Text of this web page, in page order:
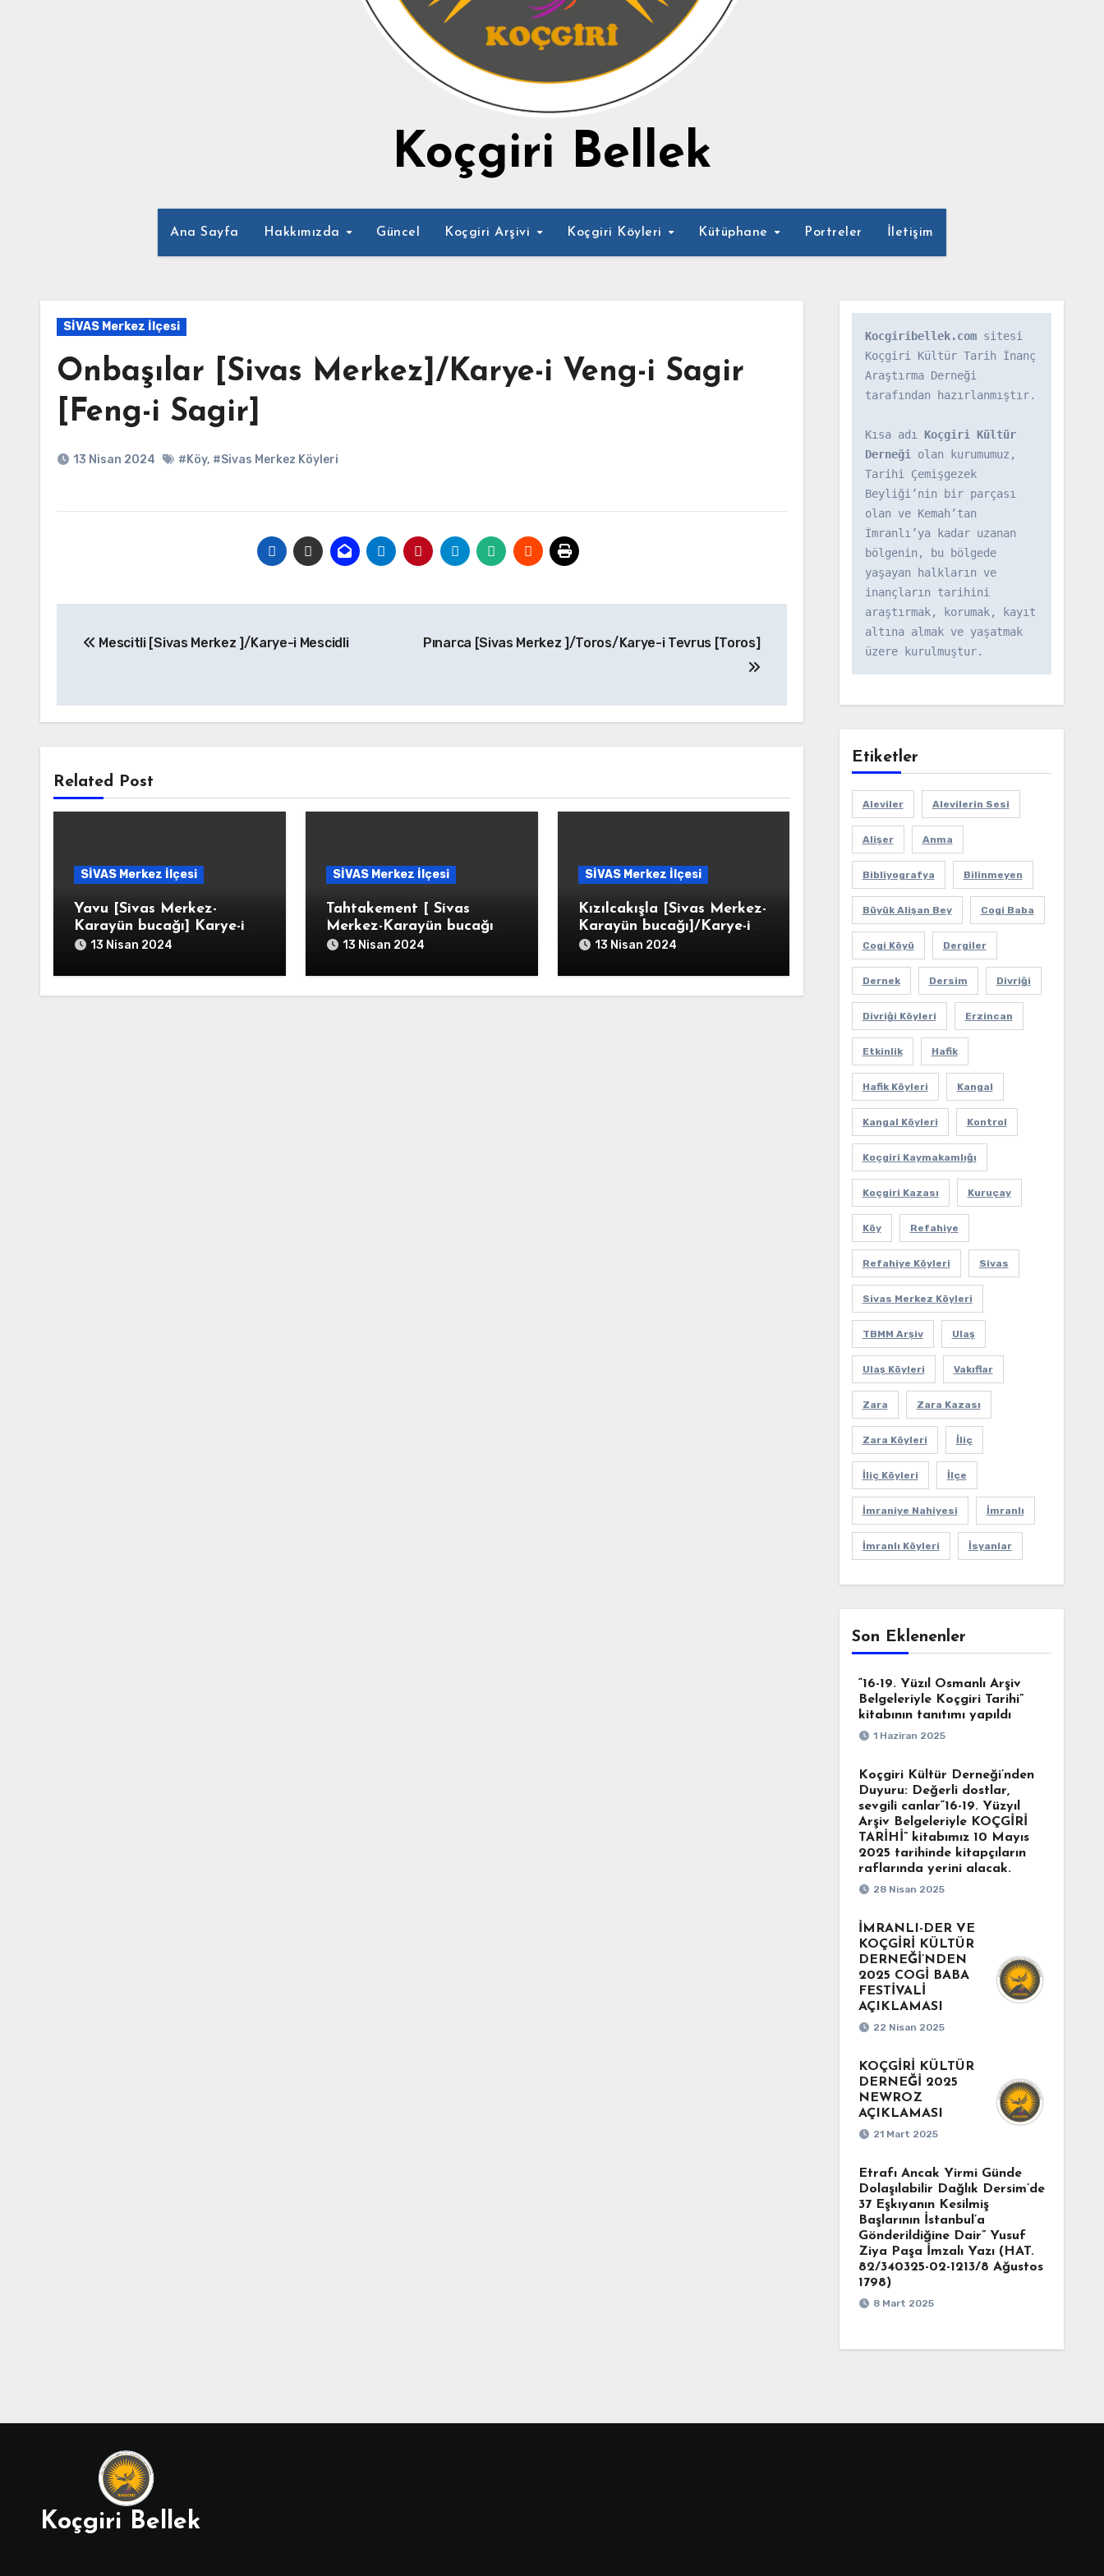
Koçgiri Bellek
Ana Sayfa Hakkımızda Güncel Koçgiri Arşivi Koçgiri Köyleri Kütüphane Portreler İletişim
SİVAS Merkez İlçesi
Onbaşılar [Sivas Merkez]/Karye-i Veng-i Sagir
[Feng-i Sagir]
13 Nisan 2024 #Köy, #Sivas Merkez Köyleri
gezinmesi
Mescitli [Sivas Merkez ]/Karye-i Mescidli Pınarca [Sivas Merkez ]/Toros/Karye-i Tevrus [Toros]
Related Post
SİVAS Merkez İlçesi
Yavu [Sivas Merkez-
Karayün bucağı] Karye-i
Yavu13 Nisan 2024
SİVAS Merkez İlçesi
Tahtakement [ Sivas
Merkez-Karayün bucağı
]/Taht-ı Kemend/Karye-i
13 Nisan 2024
SİVAS Merkez İlçesi
Kızılcakışla [Sivas Merkez-
Karayün bucağı]/Karye-i
Kızılca Kışla Der Kurb-ı
13 Nisan 2024
Kocgiribellek.com sitesi
Koçgiri Kültür Tarih İnanç
Araştırma Derneği
tarafından hazırlanmıştır.
Kısa adı Koçgiri Kültür
Derneği olan kurumumuz,
Tarihi Çemişgezek
Beyliği’nin bir parçası
olan ve Kemah’tan
İmranlı’ya kadar uzanan
bölgenin, bu bölgede
yaşayan halkların ve
inançların tarihini
araştırmak, korumak, kayıt
altına almak ve yaşatmak
üzere kurulmuştur.
Etiketler
Aleviler Alevilerin Sesi
Alişer Anma
Bibliyografya Bilinmeyen
Büyük Alişan Bey Cogi Baba
Cogi Köyü Dergiler
Dernek Dersim Divriği
Divriği Köyleri Erzincan
Etkinlik Hafik
Hafik Köyleri Kangal
Kangal Köyleri Kontrol
Koçgiri Kaymakamlığı
Koçgiri Kazası Kuruçay
Köy Refahiye
Refahiye Köyleri Sivas
Sivas Merkez Köyleri
TBMM Arşiv Ulaş
Ulaş Köyleri Vakıflar
Zara Zara Kazası
Zara Köyleri İliç
İliç Köyleri İlçe
İmraniye Nahiyesi İmranlı
İmranlı Köyleri İsyanlar
Son Eklenenler
“16-19. Yüzıl Osmanlı Arşiv
Belgeleriyle Koçgiri Tarihi”
kitabının tanıtımı yapıldı
1 Haziran 2025
Koçgiri Kültür Derneği’nden
Duyuru: Değerli dostlar,
sevgili canlar“16-19. Yüzyıl
Arşiv Belgeleriyle KOÇGİRİ
TARİHİ” kitabımız 10 Mayıs
2025 tarihinde kitapçıların
raflarında yerini alacak.
28 Nisan 2025
İMRANLI-DER VE
KOÇGİRİ KÜLTÜR
DERNEĞİ’NDEN
2025 COGİ BABA
FESTİVALİ
AÇIKLAMASI
22 Nisan 2025
KOÇGİRİ KÜLTÜR
DERNEĞİ 2025
NEWROZ
AÇIKLAMASI
21 Mart 2025
Etrafı Ancak Yirmi Günde
Dolaşılabilir Dağlık Dersim’de
37 Eşkıyanın Kesilmiş
Başlarının İstanbul’a
Gönderildiğine Dair” Yusuf
Ziya Paşa İmzalı Yazı (HAT.
82/340325-02-1213/8 Ağustos
1798)
8 Mart 2025
Koçgiri Bellek